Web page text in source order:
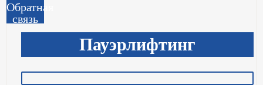
Обратная
связь
Пауэрлифтинг